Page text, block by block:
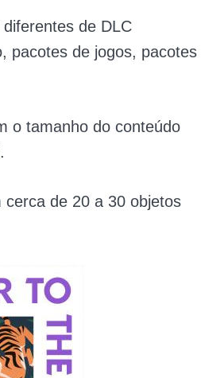
de DLC
pacotes de jogos, pacotes
o tamanho do conteúdo
de 20 a 30 objetos